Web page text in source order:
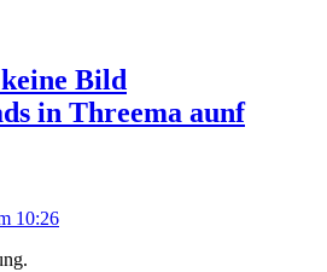
Bild
in Threema aunf
10:26